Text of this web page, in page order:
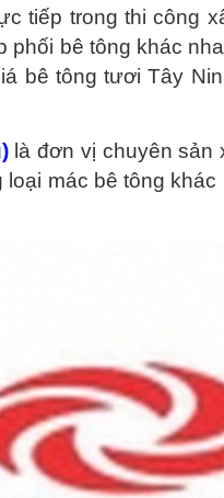
tiếp trong thi công
phối bê tông khác
bê tông tươi Tây
là đơn vị chuyên sản
mác bê tông